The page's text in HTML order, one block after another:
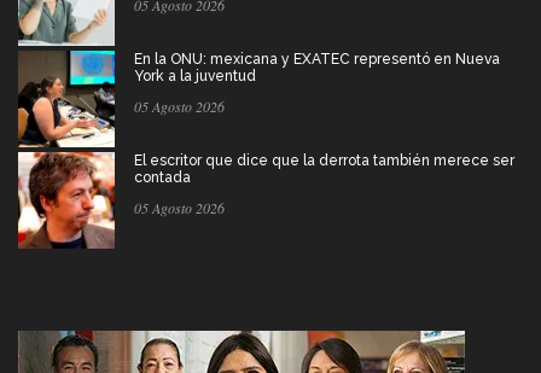
05 Agosto 2026
En la ONU: mexicana y EXATEC representó en Nueva
York a la juventud
05 Agosto 2026
El escritor que dice que la derrota también merece ser
contada
05 Agosto 2026